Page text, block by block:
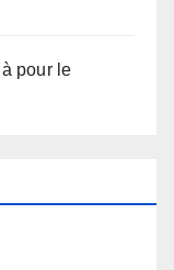
pour le